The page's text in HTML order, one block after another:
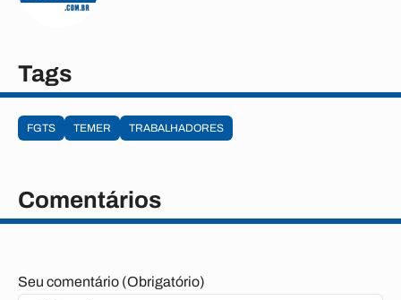
Tags
FGTS TEMER TRABALHADORES
Comentários
Seu comentário (Obrigatório)